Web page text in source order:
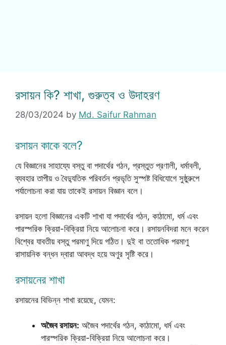
রসায়ন কি? শাখা, গুরুত্ব ও উদাহরণ
28/03/2024 by Md. Saifur Rahman
রসায়ন কাকে বলে?
যে বিজ্ঞানের সাহায্যে বস্তু বা পদার্থের গঠন, প্রস্তুত প্রণালী, ধর্মাবলী,
ব্যবহার তাপীয় ও বৈদ্যুতিক পরিবর্তন প্রভৃতি সুস্পষ্ট বিধিযোগে সুষ্ঠুরুপে
পর্যালোচনা করা যায় তাকেই রসায়ন বিজ্ঞান বলে।
রসায়ন হলো বিজ্ঞানের একটি শাখা যা পদার্থের গঠন, কাঠামো, ধর্ম এবং
পারস্পরিক ক্রিয়া-বিক্রিয়া নিয়ে আলোচনা করে। রসায়নবিদরা মনে করেন
বিশ্বের যাবতীয় বস্তু পরমাণু দিয়ে গঠিত। দুই বা ততোধিক পরমাণু
রাসায়নিক বন্ধন দ্বারা আবদ্ধ হয়ে অণুর সৃষ্টি করে।
রসায়নের শাখা
রসায়নের বিভিন্ন শাখা রয়েছে, যেমন:
অজৈব রসায়ন: অজৈব পদার্থের গঠন, কাঠামো, ধর্ম এবং
পারস্পরিক ক্রিয়া-বিক্রিয়া নিয়ে আলোচনা করে।